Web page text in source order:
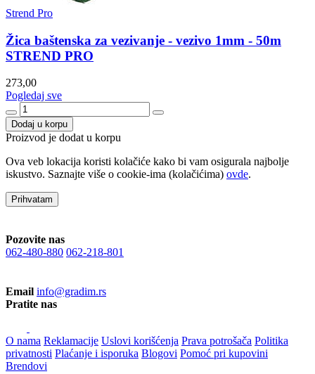
Strend Pro
Žica baštenska za vezivanje - vezivo 1mm - 50m
STREND PRO
273,00
Pogledaj sve
Dodaj u korpu
Proizvod je dodat u korpu
Ova veb lokacija koristi kolačiće kako bi vam osigurala najbolje
iskustvo. Saznajte više o cookie-ima (kolačićima) ovde.
Prihvatam
Pozovite nas
062-480-880 062-218-801
Email info@gradim.rs
Pratite nas
O nama Reklamacije Uslovi korišćenja Prava potrošača Politika
privatnosti Plaćanje i isporuka Blogovi Pomoć pri kupovini
Brendovi